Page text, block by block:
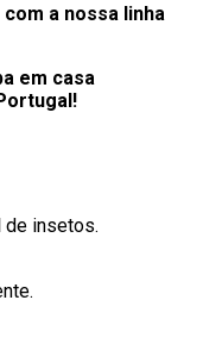
a nossa linha
em casa
de insetos.